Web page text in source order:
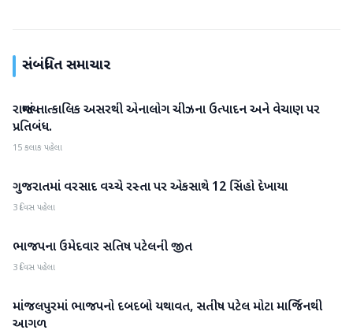
સંબંધિત સમાચાર
ગુજરાત
રાજ્યમાં તાત્કાલિક અસરથી એનાલોગ ચીઝના ઉત્પાદન અને વેચાણ પર
પ્રતિબંધ.
15 કલાક પહેલા
ગુજરાત
ગુજરાતમાં વરસાદ વચ્ચે રસ્તા પર એકસાથે 12 સિંહો દેખાયા
3 દિવસ પહેલા
ગુજરાત
ભાજપના ઉમેદવાર સતિષ પટેલની જીત
3 દિવસ પહેલા
ગુજરાત
માંજલપુરમાં ભાજપનો દબદબો યથાવત, સતીષ પટેલ મોટા માર્જિનથી
આગળ